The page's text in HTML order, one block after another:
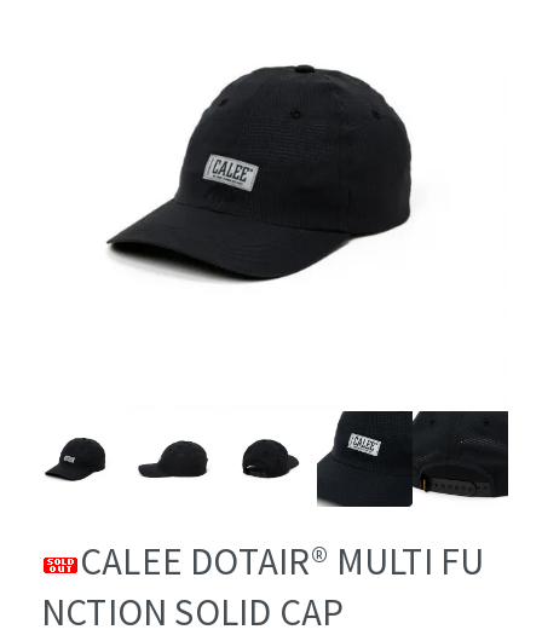
CALEE DOTAIR®︎ MULTI FU
NCTION SOLID CAP